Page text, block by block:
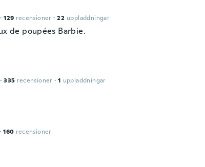
· 129 recensioner · 22 uppladdningar
de poupées Barbie.
· 335 recensioner · 1 uppladdningar
· 160 recensioner